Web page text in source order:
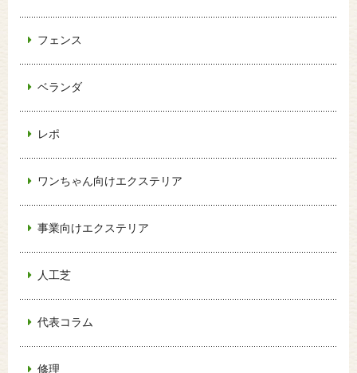
フェンス
ベランダ
レポ
ワンちゃん向けエクステリア
事業向けエクステリア
人工芝
代表コラム
修理